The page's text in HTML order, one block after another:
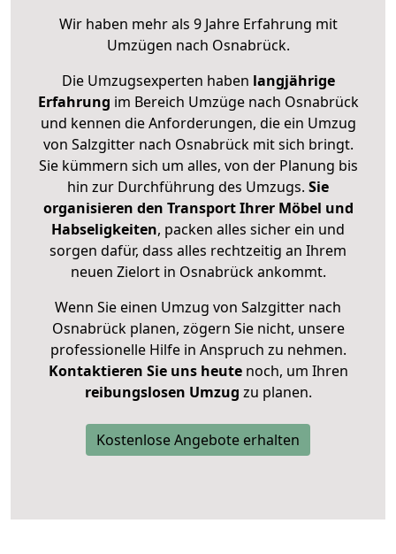
Wir haben mehr als 9 Jahre Erfahrung mit
Umzügen nach Osnabrück.
Die Umzugsexperten haben langjährige
Erfahrung im Bereich Umzüge nach Osnabrück
und kennen die Anforderungen, die ein Umzug
von Salzgitter nach Osnabrück mit sich bringt.
Sie kümmern sich um alles, von der Planung bis
hin zur Durchführung des Umzugs. Sie
organisieren den Transport Ihrer Möbel und
Habseligkeiten, packen alles sicher ein und
sorgen dafür, dass alles rechtzeitig an Ihrem
neuen Zielort in Osnabrück ankommt.
Wenn Sie einen Umzug von Salzgitter nach
Osnabrück planen, zögern Sie nicht, unsere
professionelle Hilfe in Anspruch zu nehmen.
Kontaktieren Sie uns heutenoch, um Ihren
reibungslosen Umzug zu planen.
Kostenlose Angebote erhalten